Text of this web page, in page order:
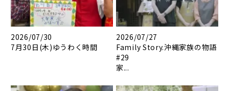
2026/07/30
7月30日(木)ゆうわく時間
2026/07/27
Family Story.沖縄家族の物語
#29
家...